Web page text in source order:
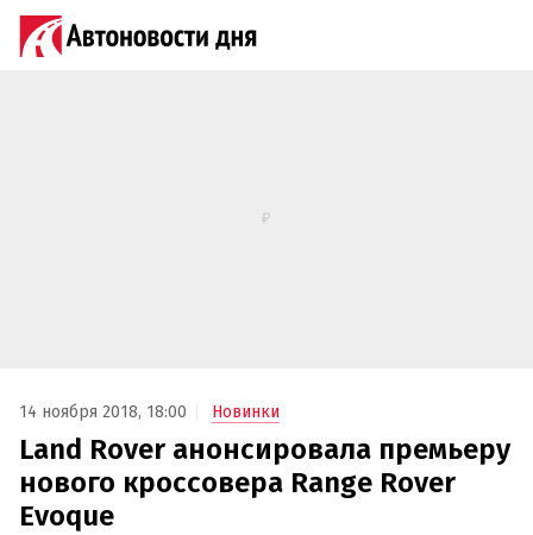
14 ноября 2018, 18:00 Новинки
Land Rover анонсировала премьеру
нового кроссовера Range Rover
Evoque